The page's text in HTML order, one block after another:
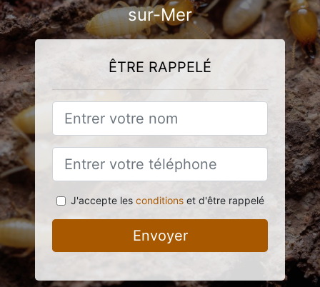
sur-Mer
ÊTRE RAPPELÉ
J'accepte les conditionset d'être rappelé
Envoyer